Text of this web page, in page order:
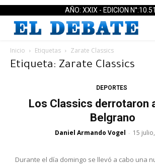
AÑO: XXIX - EDICION
Inicio Etiquetas Zarate Classics
Etiqueta: Zarate Classics
DEPORTES
Los Classics derrotaron
Belgrano
Daniel Armando Vogel - 15
Durante el día domingo se llevó a cabo una